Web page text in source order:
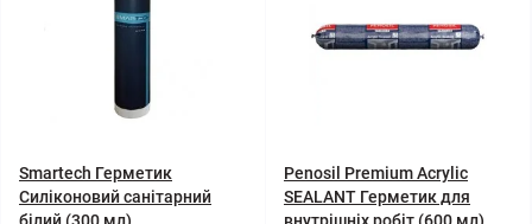
Smartech Герметик
Силіконовий санітарний
Penosil Premium Acrylic
SEALANT Герметик для